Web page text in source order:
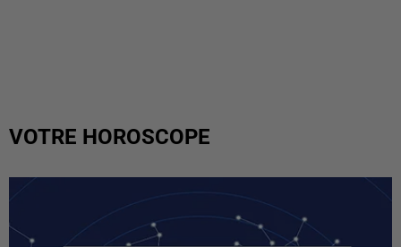
VOTRE HOROSCOPE